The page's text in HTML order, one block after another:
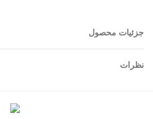
جزئیات محصول
نظرات